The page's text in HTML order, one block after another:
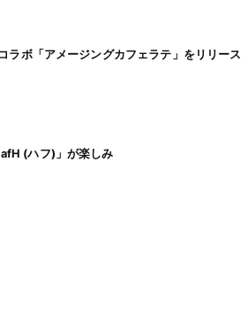
ラボ「アメージングカフェラテ」をリリース
(ハフ)」が楽しみ